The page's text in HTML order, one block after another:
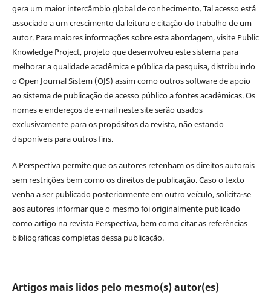
gera um maior intercâmbio global de conhecimento. Tal acesso está
associado a um crescimento da leitura e citação do trabalho de um
autor. Para maiores informações sobre esta abordagem, visite Public
Knowledge Project, projeto que desenvolveu este sistema para
melhorar a qualidade acadêmica e pública da pesquisa, distribuindo
o Open Journal Sistem (OJS) assim como outros software de apoio
ao sistema de publicação de acesso público a fontes acadêmicas. Os
nomes e endereços de e-mail neste site serão usados
exclusivamente para os propósitos da revista, não estando
disponíveis para outros fins.
A Perspectiva permite que os autores retenham os direitos autorais
sem restrições bem como os direitos de publicação. Caso o texto
venha a ser publicado posteriormente em outro veículo, solicita-se
aos autores informar que o mesmo foi originalmente publicado
como artigo na revista Perspectiva, bem como citar as referências
bibliográficas completas dessa publicação.
Artigos mais lidos pelo mesmo(s) autor(es)